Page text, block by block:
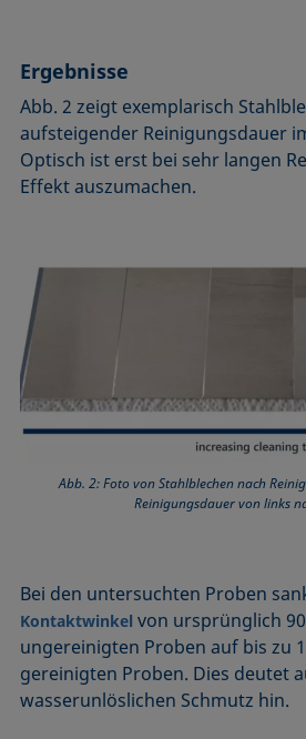
Ergebnisse
Abb. 2 zeigt exemplarisch
aufsteigender Reinigungsdauer
Optisch ist erst bei sehr langen
Effekt auszumachen.
Abb. 2: Foto von Stahlblechen nach
Reinigungsdauer von links
Bei den untersuchten Proben
Kontaktwinkel von ursprünglich
ungereinigten Proben auf bis zu
gereinigten Proben. Dies deutet
wasserunlöslichen Schmutz hin.